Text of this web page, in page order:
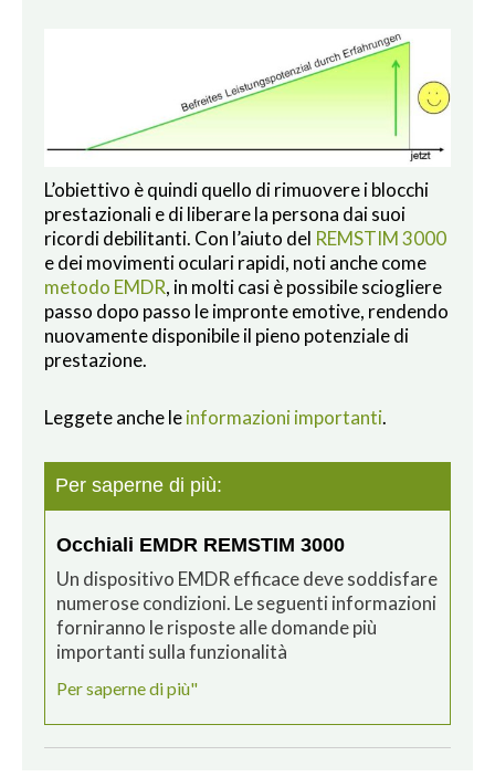
L’obiettivo è quindi quello di rimuovere i blocchi
prestazionali e di liberare la persona dai suoi
ricordi debilitanti. Con l’aiuto del REMSTIM 3000
e dei movimenti oculari rapidi, noti anche come
metodo EMDR, in molti casi è possibile sciogliere
passo dopo passo le impronte emotive, rendendo
nuovamente disponibile il pieno potenziale di
prestazione.
Leggete anche leinformazioni importanti.
Per saperne di più:
Occhiali EMDR REMSTIM 3000
Un dispositivo EMDR efficace deve soddisfare
numerose condizioni. Le seguenti informazioni
forniranno le risposte alle domande più
importanti sulla funzionalità
Per saperne di più"